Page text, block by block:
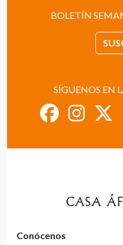
BOLETÍN
SÍGUENOS EN
Conócenos